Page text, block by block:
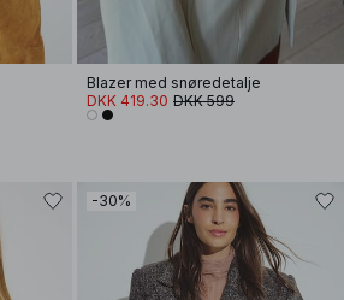
Blazer med snøredetalje
DKK 419.30 DKK 599
-30%